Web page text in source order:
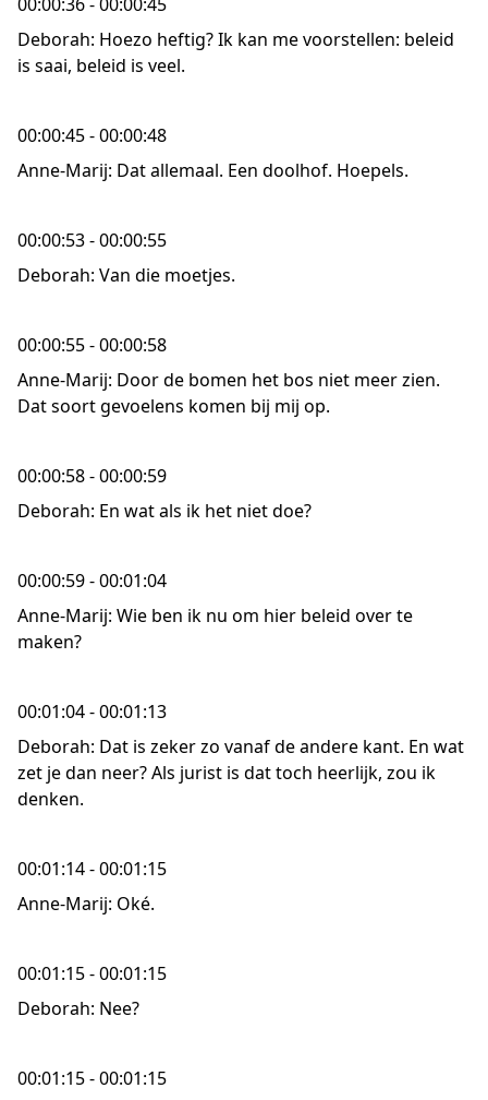
Deborah: Hoezo heftig? Ik kan me voorstellen: beleid
is saai, beleid is veel.
00:00:45 - 00:00:48
Anne-Marij: Dat allemaal. Een doolhof. Hoepels.
00:00:53 - 00:00:55
Deborah: Van die moetjes.
00:00:55 - 00:00:58
Anne-Marij: Door de bomen het bos niet meer zien.
Dat soort gevoelens komen bij mij op.
00:00:58 - 00:00:59
Deborah: En wat als ik het niet doe?
00:00:59 - 00:01:04
Anne-Marij: Wie ben ik nu om hier beleid over te
maken?
00:01:04 - 00:01:13
Deborah: Dat is zeker zo vanaf de andere kant. En wat
zet je dan neer? Als jurist is dat toch heerlijk, zou ik
denken.
00:01:14 - 00:01:15
Anne-Marij: Oké.
00:01:15 - 00:01:15
Deborah: Nee?
00:01:15 - 00:01:15